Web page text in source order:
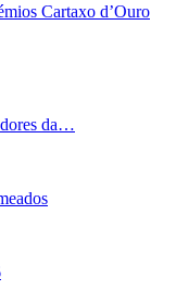
Cartaxo d’Ouro
da…